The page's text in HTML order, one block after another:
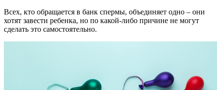
Всех, кто обращается в банк спермы, объединяет одно – они
хотят завести ребенка, но по какой-либо причине не могут
сделать это самостоятельно.